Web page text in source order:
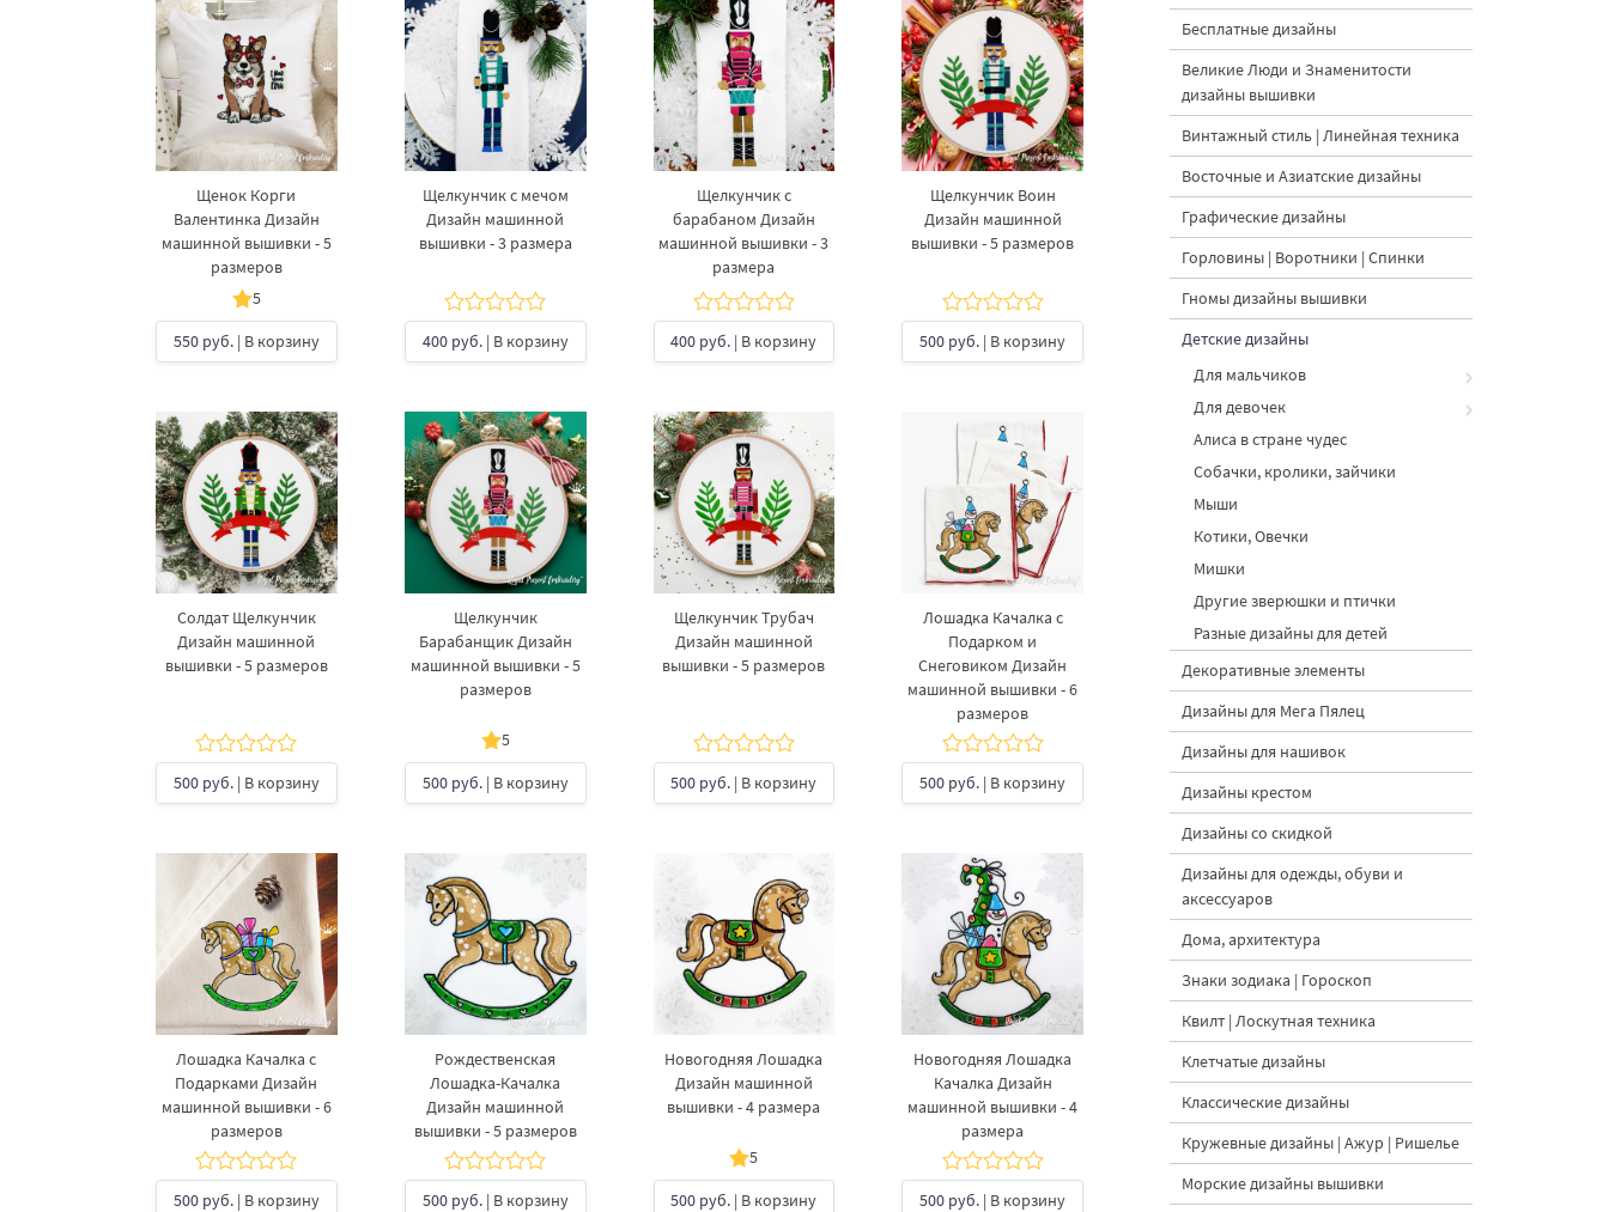
Щенок Корги
Валентинка Дизайн
машинной вышивки - 5
размеров
5
550 руб.| В корзину
Щелкунчик с мечом
Дизайн машинной
вышивки - 3 размера
400 руб.| В корзину
Щелкунчик с
барабаном Дизайн
машинной вышивки - 3
размера
400 руб. | В корзину
Щелкунчик Воин
Дизайн машинной
вышивки - 5 размеров
500 руб. | В корзину
Солдат Щелкунчик
Дизайн машинной
вышивки - 5 размеров
500 руб.| В корзину
Щелкунчик
Барабанщик Дизайн
машинной вышивки - 5
размеров
5
500 руб.| В корзину
Щелкунчик Трубач
Дизайн машинной
вышивки - 5 размеров
500 руб. | В корзину
Лошадка Качалка с
Подарком и
Снеговиком Дизайн
машинной вышивки - 6
размеров
500 руб. | В корзину
Лошадка Качалка с
Подарками Дизайн
машинной вышивки - 6
размеров
500 руб.| В корзину
Рождественская
Лошадка-Качалка
Дизайн машинной
вышивки - 5 размеров
500 руб.| В корзину
Новогодняя Лошадка
Дизайн машинной
вышивки - 4 размера
5
500 руб. | В корзину
Новогодняя Лошадка
Качалка Дизайн
машинной вышивки - 4
размера
500 руб. | В корзину
Бесплатные дизайны
Великие Люди и Знаменитости
дизайны вышивки
Винтажный стиль | Линейная техника
Восточные и Азиатские дизайны
Графические дизайны
Горловины | Воротники | Спинки
Гномы дизайны вышивки
Детские дизайны
Для мальчиков
Для девочек
Алиса в стране чудес
Собачки, кролики, зайчики
Мыши
Котики, Овечки
Мишки
Другие зверюшки и птички
Разные дизайны для детей
Декоративные элементы
Дизайны для Мега Пялец
Дизайны для нашивок
Дизайны крестом
Дизайны со скидкой
Дизайны для одежды, обуви и
аксессуаров
Дома, архитектура
Знаки зодиака | Гороскоп
Квилт | Лоскутная техника
Клетчатые дизайны
Классические дизайны
Кружевные дизайны | Ажур | Ришелье
Морские дизайны вышивки